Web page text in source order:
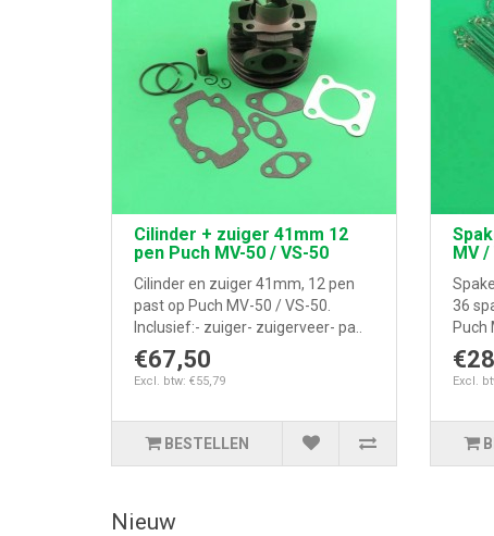
Cilinder + zuiger 41mm 12
pen Puch MV-50 / VS-50
Cilinder en zuiger 41mm, 12 pen
past op Puch MV-50 / VS-50.
Inclusief:- zuiger- zuigerveer- pa..
€67,50
Excl. btw: €55,79
BESTELLEN
MV /
36
Puch
Excl.
Nieuw